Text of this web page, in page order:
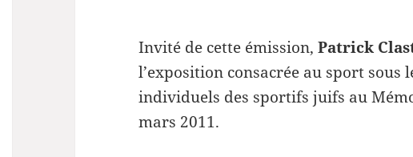
Invité de cette émission,Patrick
l’exposition consacrée au sport sous
individuels des sportifs juifs au
mars 2011.